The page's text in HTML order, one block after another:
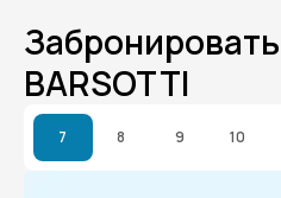
Забронировать
BARSOTTI
7 8 9 10